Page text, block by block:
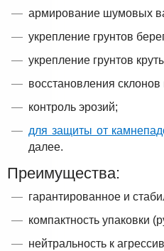
армирование шумовых
укрепление грунтов
укрепление грунтов
восстановления
контроль эрозий;
для защиты от
далее.
Преимущества:
гарантированное и
компактность упаковки
нейтральность к